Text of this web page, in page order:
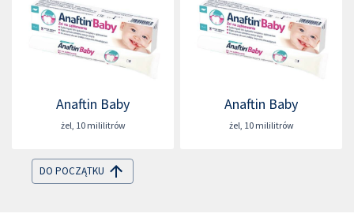
Anaftin Baby
żel, 10 mililitrów
Anaftin Baby
żel, 10 mililitrów
DO POCZĄTKU